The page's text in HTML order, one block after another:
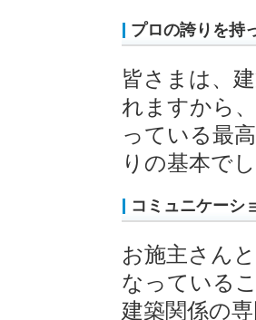
プロの誇りを持
皆さまは、
れますから
っている最
りの基本で
コミュニケーシ
お施主さん
なっている
建築関係の